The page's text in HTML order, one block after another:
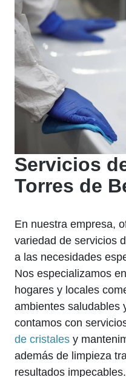
Servicios
Torres de
En nuestra empresa,
variedad de servicios
a las necesidades
Nos especializamos
hogares y locales
ambientes saludables
contamos con
de cristales y
además de limpieza
resultados impecables.